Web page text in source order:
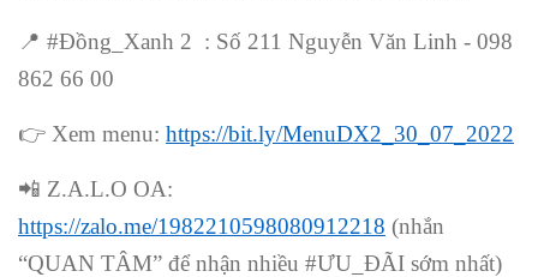
📍 #Đồng_Xanh 2 : Số 211 Nguyễn Văn Linh - 098
862 66 00
👉 Xem menu: https://bit.ly/MenuDX2_30_07_2022
📲 Z.A.L.O OA:
https://zalo.me/1982210598080912218 (nhắn
“QUAN TÂM” để nhận nhiều #ƯU_ĐÃI sớm nhất)